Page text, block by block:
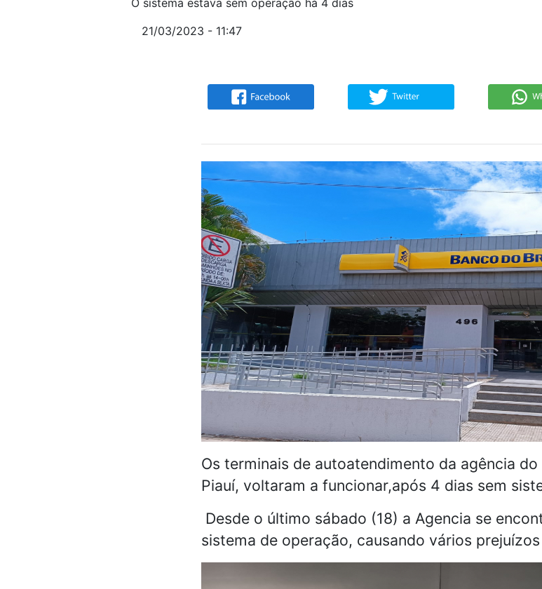
O sistema estava sem operação há 4 dias
21/03/2023 - 11:47
Os terminais de autoatendimento da agência
Piauí, voltaram a funcionar,após 4 dias sem
Desde o último sábado (18) a Agencia se
sistema de operação, causando vários